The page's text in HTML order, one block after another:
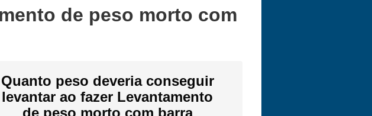
de peso morto com
Quanto peso deveria conseguir
levantar ao fazer Levantamento
de peso morto com barra